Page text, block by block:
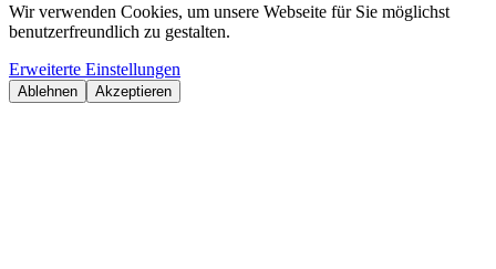
Wir verwenden Cookies, um unsere Webseite für Sie möglichst
benutzerfreundlich zu gestalten.
Erweiterte Einstellungen
Ablehnen Akzeptieren